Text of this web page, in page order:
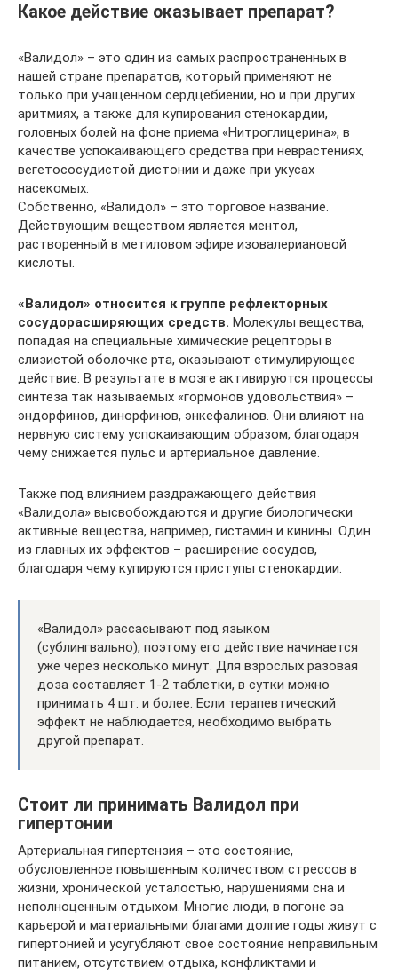
Какое действие оказывает препарат?
«Валидол» – это один из самых распространенных в
нашей стране препаратов, который применяют не
только при учащенном сердцебиении, но и при других
аритмиях, а также для купирования стенокардии,
головных болей на фоне приема «Нитроглицерина», в
качестве успокаивающего средства при неврастениях,
вегетососудистой дистонии и даже при укусах
насекомых.
Собственно, «Валидол» – это торговое название.
Действующим веществом является ментол,
растворенный в метиловом эфире изовалериановой
кислоты.
«Валидол» относится к группе рефлекторных
сосудорасширяющих средств. Молекулы вещества,
попадая на специальные химические рецепторы в
слизистой оболочке рта, оказывают стимулирующее
действие. В результате в мозге активируются процессы
синтеза так называемых «гормонов удовольствия» –
эндорфинов, динорфинов, энкефалинов. Они влияют на
нервную систему успокаивающим образом, благодаря
чему снижается пульс и артериальное давление.
Также под влиянием раздражающего действия
«Валидола» высвобождаются и другие биологически
активные вещества, например, гистамин и кинины. Один
из главных их эффектов – расширение сосудов,
благодаря чему купируются приступы стенокардии.
«Валидол» рассасывают под языком
(сублингвально), поэтому его действие начинается
уже через несколько минут. Для взрослых разовая
доза составляет 1-2 таблетки, в сутки можно
принимать 4 шт. и более. Если терапевтический
эффект не наблюдается, необходимо выбрать
другой препарат.
Стоит ли принимать Валидол при
гипертонии
Артериальная гипертензия – это состояние,
обусловленное повышенным количеством стрессов в
жизни, хронической усталостью, нарушениями сна и
неполноценным отдыхом. Многие люди, в погоне за
карьерой и материальными благами долгие годы живут с
гипертонией и усугубляют свое состояние неправильным
питанием, отсутствием отдыха, конфликтами и